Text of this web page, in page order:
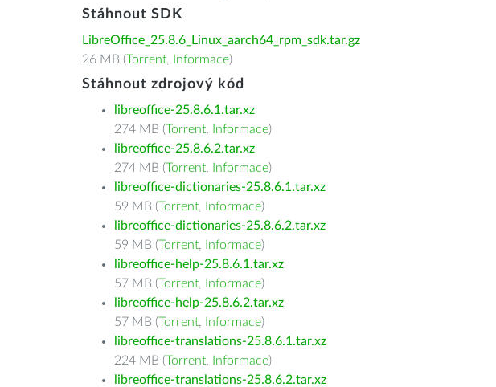
Stáhnout SDK
LibreOffice_25.8.6_Linux_aarch64_rpm_sdk.tar.gz
26 MB (Torrent, Informace)
Stáhnout zdrojový kód
libreoffice-25.8.6.1.tar.xz
274 MB (Torrent, Informace)
libreoffice-25.8.6.2.tar.xz
274 MB (Torrent, Informace)
libreoffice-dictionaries-25.8.6.1.tar.xz
59 MB (Torrent, Informace)
libreoffice-dictionaries-25.8.6.2.tar.xz
59 MB (Torrent, Informace)
libreoffice-help-25.8.6.1.tar.xz
57 MB (Torrent, Informace)
libreoffice-help-25.8.6.2.tar.xz
57 MB (Torrent, Informace)
libreoffice-translations-25.8.6.1.tar.xz
224 MB (Torrent, Informace)
libreoffice-translations-25.8.6.2.tar.xz